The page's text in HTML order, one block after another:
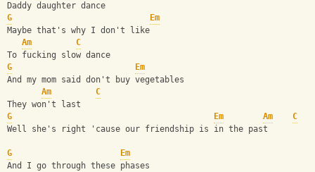
Daddy daughter dance
G
Em
Maybe that's why I don't like
Am
C
To fucking slow dance
G
Em
And my mom said don't buy vegetables
Am
C
They won't last
G
Em Am
C
Well she's right 'cause our friendship is in the past
G
Em
And I go through these phases